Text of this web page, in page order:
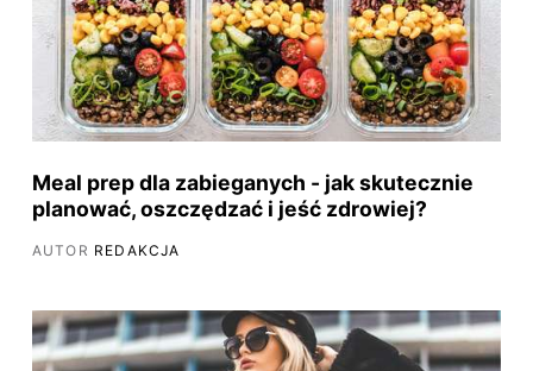
Meal prep dla zabieganych - jak skutecznie
planować, oszczędzać i jeść zdrowiej?
AUTOR REDAKCJA